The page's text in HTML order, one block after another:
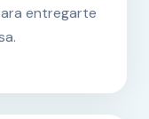
entregarte